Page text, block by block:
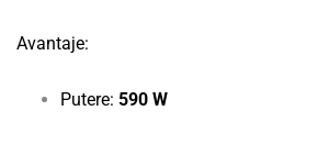
Avantaje:
Putere: 590 W